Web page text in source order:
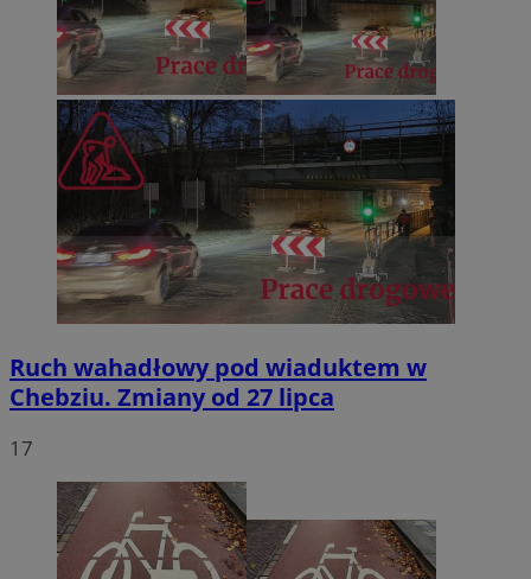
Ruch wahadłowy pod wiaduktem w
Chebziu. Zmiany od 27 lipca
17